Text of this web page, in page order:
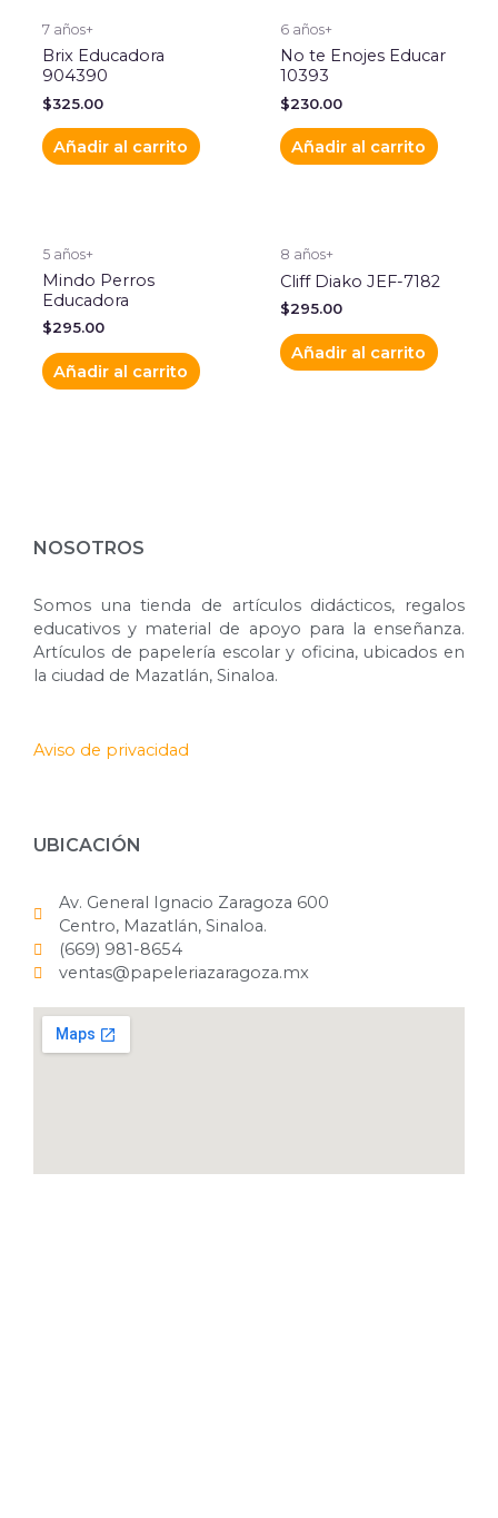
7 años+
Brix Educadora
904390
$325.00
Añadir al carrito
6 años+
No te Enojes Educar
10393
$230.00
Añadir al carrito
5 años+
Mindo Perros
Educadora
$295.00
Añadir al carrito
8 años+
Cliff Diako JEF-7182
$295.00
Añadir al carrito
NOSOTROS
Somos una tienda de artículos didácticos, regalos
educativos y material de apoyo para la enseñanza.
Artículos de papelería escolar y oficina, ubicados en
la ciudad de Mazatlán, Sinaloa.
Aviso de privacidad
UBICACIÓN
Av. General Ignacio Zaragoza 600
Centro, Mazatlán, Sinaloa.
(669) 981-8654
ventas@papeleriazaragoza.mx